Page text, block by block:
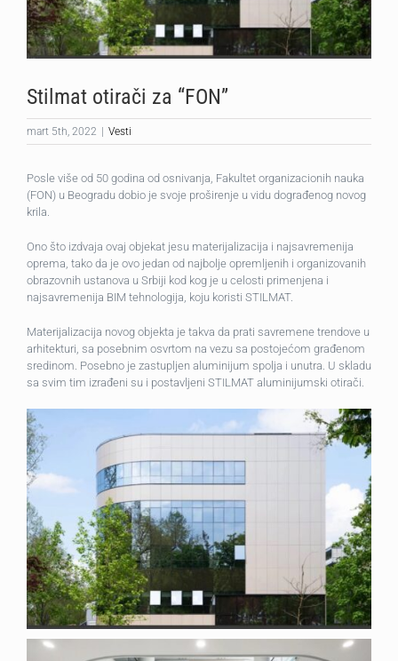
Stilmat otirači za “FON”
mart 5th, 2022 | Vesti
Posle više od 50 godina od osnivanja, Fakultet organizacionih nauka
(FON) u Beogradu dobio je svoje proširenje u vidu dograđenog novog
krila.
Ono što izdvaja ovaj objekat jesu materijalizacija i najsavremenija
oprema, tako da je ovo jedan od najbolje opremljenih i organizovanih
obrazovnih ustanova u Srbiji kod kog je u celosti primenjena i
najsavremenija BIM tehnologija, koju koristi STILMAT.
Materijalizacija novog objekta je takva da prati savremene trendove u
arhitekturi, sa posebnim osvrtom na vezu sa postojećom građenom
sredinom. Posebno je zastupljen aluminijum spolja i unutra. U skladu
sa svim tim izrađeni su i postavljeni STILMAT aluminijumski otirači.